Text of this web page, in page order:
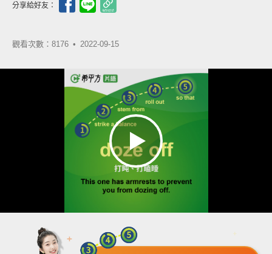
分享給好友：
觀看次數：8176 • 2022-09-15